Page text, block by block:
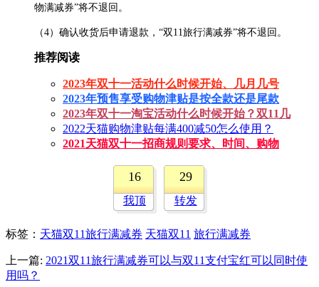
物满减券”将不退回。
（4）确认收货后申请退款，“双11旅行满减券”将不退回。
推荐阅读
2023年双十一活动什么时候开始、几月几号
2023年预售享受购物津贴是按全款还是尾款
2023年双十一淘宝活动什么时候开始？双11几
2022天猫购物津贴每满400减50怎么使用？
2021天猫双十一招商规则要求、时间、购物
16
我顶
29
转发
标签 ： 天猫双11旅行满减券 天猫双11 旅行满减券
上一篇: 2021双11旅行满减券可以与双11支付宝红可以同时使
用吗？